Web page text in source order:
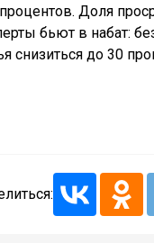
Доля
бьют в набат:
снизиться до 30